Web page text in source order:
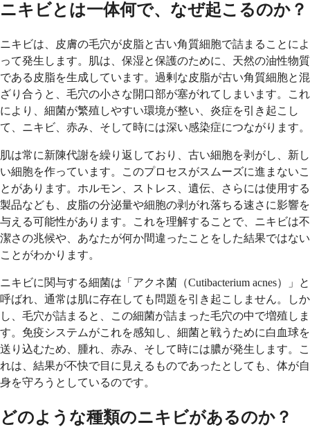
ニキビとは一体何で、なぜ起こるのか？
ニキビは、皮膚の毛穴が皮脂と古い角質細胞で詰まることによ
って発生します。肌は、保湿と保護のために、天然の油性物質
である皮脂を生成しています。過剰な皮脂が古い角質細胞と混
ざり合うと、毛穴の小さな開口部が塞がれてしまいます。これ
により、細菌が繁殖しやすい環境が整い、炎症を引き起こし
て、ニキビ、赤み、そして時には深い感染症につながります。
肌は常に新陳代謝を繰り返しており、古い細胞を剥がし、新し
い細胞を作っています。このプロセスがスムーズに進まないこ
とがあります。ホルモン、ストレス、遺伝、さらには使用する
製品なども、皮脂の分泌量や細胞の剥がれ落ちる速さに影響を
与える可能性があります。これを理解することで、ニキビは不
潔さの兆候や、あなたが何か間違ったことをした結果ではない
ことがわかります。
ニキビに関与する細菌は「アクネ菌（Cutibacterium acnes）」と
呼ばれ、通常は肌に存在しても問題を引き起こしません。しか
し、毛穴が詰まると、この細菌が詰まった毛穴の中で増殖しま
す。免疫システムがこれを感知し、細菌と戦うために白血球を
送り込むため、腫れ、赤み、そして時には膿が発生します。こ
れは、結果が不快で目に見えるものであったとしても、体が自
身を守ろうとしているのです。
どのような種類のニキビがあるのか？